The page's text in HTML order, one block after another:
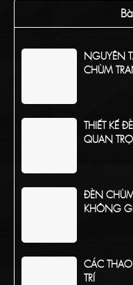
ĐÈN
NGUYÊN
CHÙM
THIẾT KẾ
QUAN
ĐÈN
KHÔNG
CÁC
TRÍ